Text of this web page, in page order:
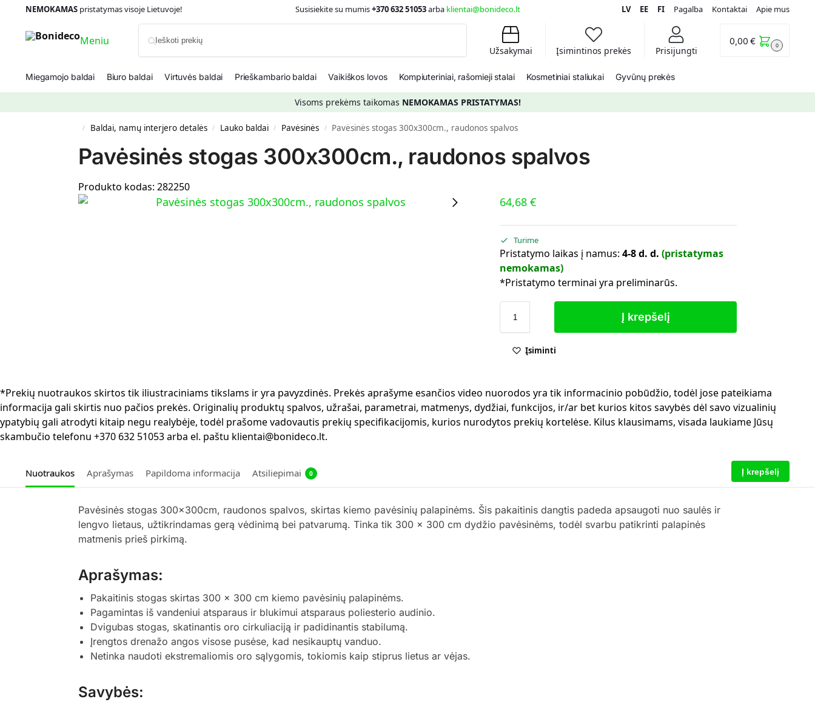
NEMOKAMASpristatymas visoje Lietuvoje! Susisiekite su mumis+370 632 51053arba klientai@bonideco.lt LV EE FI Pagalba Kontaktai Apie mus
Meniu
Užsakymai Įsimintinos prekės Prisijungti
0,00€ 0
Miegamojo baldai Biuro baldai Virtuvės baldai Prieškambario baldai Vaikiškos lovos Kompiuteriniai, rašomieji stalai Kosmetiniai staliukai Gyvūnų prekės
Visoms prekėms taikomas NEMOKAMAS PRISTATYMAS!
/ Baldai, namų interjero detalės / Lauko baldai / Pavėsinės / Pavėsinės stogas 300x300cm., raudonos spalvos
Pavėsinės stogas 300x300cm., raudonos spalvos
Produkto kodas: 282250
64,68€
Turime
Pristatymo laikas į namus:4-8 d. d. (pristatymas
nemokamas)
*Pristatymo terminai yra preliminarūs.
Į krepšelį
Įsiminti
*Prekių nuotraukos skirtos tik iliustraciniams tikslams ir yra pavyzdinės. Prekės aprašyme esančios video nuorodos yra tik informacinio pobūdžio, todėl jose pateikiama
informacija gali skirtis nuo pačios prekės. Originalių produktų spalvos, užrašai, parametrai, matmenys, dydžiai, funkcijos, ir/ar bet kurios kitos savybės dėl savo vizualinių
ypatybių gali atrodyti kitaip negu realybėje, todėl prašome vadovautis prekių specifikacijomis, kurios nurodytos prekių kortelėse. Kilus klausimams, visada laukiame Jūsų
skambučio telefonu +370 632 51053 arba el. paštu klientai@bonideco.lt.
Nuotraukos Aprašymas Papildoma informacija Atsiliepimai 0 Į krepšelį
Pavėsinės stogas 300x300cm, raudonos spalvos, skirtas kiemo pavėsinių palapinėms. Šis pakaitinis dangtis padeda apsaugoti nuo saulės ir
lengvo lietaus, užtikrindamas gerą vėdinimą bei patvarumą. Tinka tik 300 x 300 cm dydžio pavėsinėms, todėl svarbu patikrinti palapinės
matmenis prieš pirkimą.
Aprašymas:
Pakaitinis stogas skirtas 300 x 300 cm kiemo pavėsinių palapinėms.
Pagamintas iš vandeniui atsparaus ir blukimui atsparaus poliesterio audinio.
Dvigubas stogas, skatinantis oro cirkuliaciją ir padidinantis stabilumą.
Įrengtos drenažo angos visose pusėse, kad nesikauptų vanduo.
Netinka naudoti ekstremaliomis oro sąlygomis, tokiomis kaip stiprus lietus ar vėjas.
Savybės: